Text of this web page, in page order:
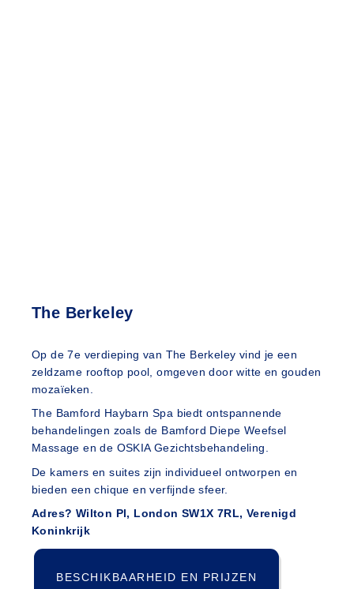
The Berkeley
Op de 7e verdieping van The Berkeley vind je een
zeldzame rooftop pool, omgeven door witte en gouden
mozaïeken.
The Bamford Haybarn Spa biedt ontspannende
behandelingen zoals de Bamford Diepe Weefsel
Massage en de OSKIA Gezichtsbehandeling.
De kamers en suites zijn individueel ontworpen en
bieden een chique en verfijnde sfeer.
Adres? Wilton Pl, London SW1X 7RL, Verenigd
Koninkrijk
BESCHIKBAARHEID EN PRIJZEN